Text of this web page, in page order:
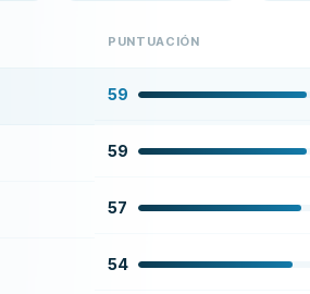
PUNTUACIÓN
59
59
57
54